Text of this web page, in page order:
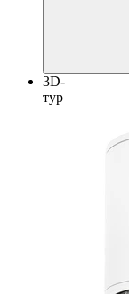
3D-
тур